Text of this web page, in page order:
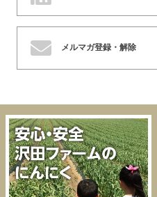
メルマガ登録・解除